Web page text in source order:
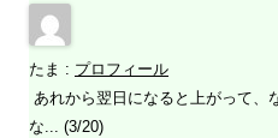
たま : プロフィール
あれから翌日になると上がって、
な... (3/20)